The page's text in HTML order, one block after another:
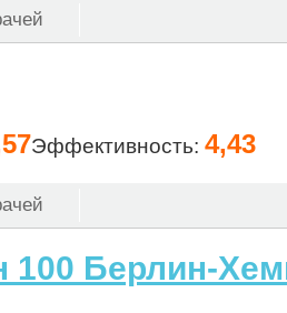
Эффективность: 4,43
100 Берлин-